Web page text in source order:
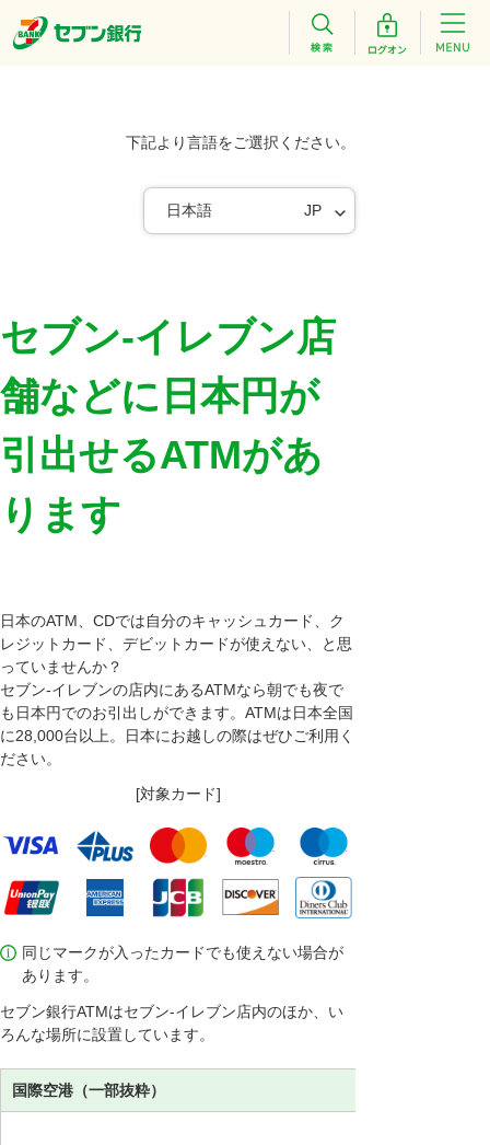
下記より言語をご選択ください。
日本語 JP
セブン‐イレブン店
舗などに日本円が
引出せるATMがあ
ります
日本のATM、CDでは自分のキャッシュカード、ク
レジットカード、デビットカードが使えない、と思
っていませんか？
セブン‐イレブンの店内にあるATMなら朝でも夜で
も日本円でのお引出しができます。ATMは日本全国
に28,000台以上。日本にお越しの際はぜひご利用く
ださい。
[対象カード]
同じマークが入ったカードでも使えない場合が
あります。
セブン銀行ATMはセブン‐イレブン店内のほか、い
ろんな場所に設置しています。
国際空港（一部抜粋）